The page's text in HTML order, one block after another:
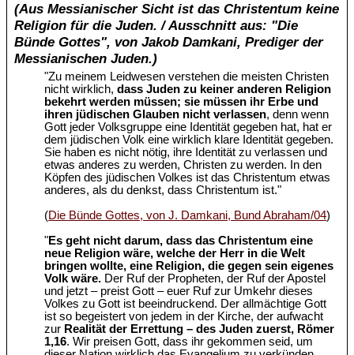
(Aus Messianischer Sicht ist das Christentum keine
Religion für die Juden. / Ausschnitt aus: "Die
Bünde Gottes", von Jakob Damkani, Prediger der
Messianischen Juden.)
"Zu meinem Leidwesen verstehen die meisten Christen
nicht wirklich,dass Juden zu keiner anderen Religion
bekehrt werden müssen; sie müssen ihr Erbe und
ihren jüdischen Glauben nicht verlassen, denn wenn
Gott jeder Volksgruppe eine Identität gegeben hat, hat er
dem jüdischen Volk eine wirklich klare Identität gegeben.
Sie haben es nicht nötig, ihre Identität zu verlassen und
etwas anderes zu werden, Christen zu werden. In den
Köpfen des jüdischen Volkes ist das Christentum etwas
anderes, als du denkst, dass Christentum ist."
(Die Bünde Gottes, von J. Damkani, Bund Abraham/04)
"Es geht nicht darum, dass das Christentum eine
neue Religion wäre, welche der Herr in die Welt
bringen wollte, eine Religion, die gegen sein eigenes
Volk wäre. Der Ruf der Propheten, der Ruf der Apostel
und jetzt – preist Gott – euer Ruf zur Umkehr dieses
Volkes zu Gott ist beeindruckend. Der allmächtige Gott
ist so begeistert von jedem in der Kirche, der aufwacht
zur Realität der Errettung – des Juden zuerst, Römer
1,16. Wir preisen Gott, dass ihr gekommen seid, um